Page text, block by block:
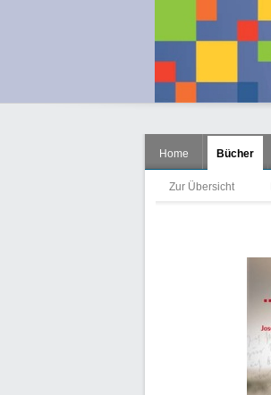
Home Bücher
Zur Übersicht